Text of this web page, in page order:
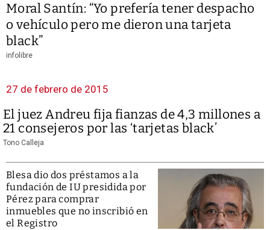
Moral Santín: “Yo prefería tener despacho
o vehículo pero me dieron una tarjeta
black”
infolibre
27 de febrero de 2015
El juez Andreu fija fianzas de 4,3 millones a
21 consejeros por las ‘tarjetas black’
Tono Calleja
Blesa dio dos préstamos a la
fundación de IU presidida por
Pérez para comprar
inmuebles que no inscribió en
el Registro